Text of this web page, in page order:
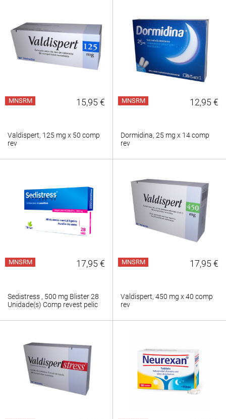
MNSRM 15,95 €
Valdispert, 125 mg x 50 comp
rev
MNSRM 12,95 €
Dormidina, 25 mg x 14 comp
rev
MNSRM 17,95 €
Sedistress , 500 mg Blister 28
Unidade(s) Comp revest pelic
MNSRM 17,95 €
Valdispert, 450 mg x 40 comp
rev